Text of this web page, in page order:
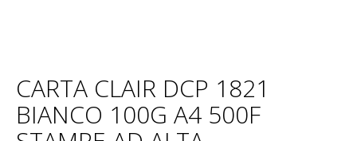
CARTA CLAIR DCP 1821
BIANCO 100G A4 500F